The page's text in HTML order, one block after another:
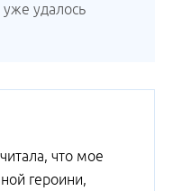
уже удалось
что мое
героини,